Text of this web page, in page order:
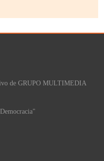
de GRUPO MULTIMEDIA